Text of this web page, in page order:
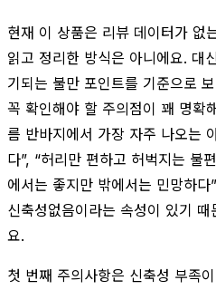
현재 이 상품은 리뷰 데이터가 없
읽고 정리한 방식은 아니에요. 대
기되는 불만 포인트를 기준으로
꼭 확인해야 할 주의점이 꽤 명확
름 반바지에서 가장 자주 나오는
다”, “허리만 편하고 허벅지는 불
에서는 좋지만 밖에서는 민망하
신축성없음이라는 속성이 있기
요.
첫 번째 주의사항은 신축성 부족